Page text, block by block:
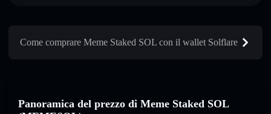
Come comprare Meme Staked SOL con il wallet Solflare
Panoramica del prezzo di Meme Staked SOL